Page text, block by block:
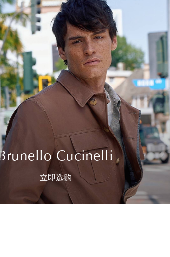
Brunello Cucinelli
立即选购